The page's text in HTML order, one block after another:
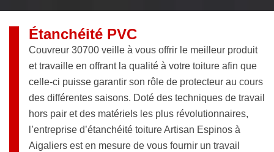
Étanchéité PVC
Couvreur 30700 veille à vous offrir le meilleur produit
et travaille en offrant la qualité à votre toiture afin que
celle-ci puisse garantir son rôle de protecteur au cours
des différentes saisons. Doté des techniques de travail
hors pair et des matériels les plus révolutionnaires,
l’entreprise d’étanchéité toiture Artisan Espinos à
Aigaliers est en mesure de vous fournir un travail